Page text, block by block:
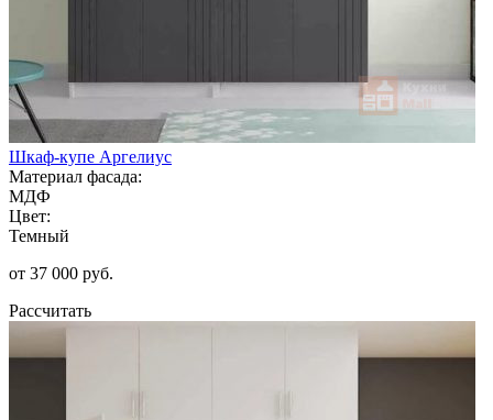
Шкаф-купе Аргелиус
Материал фасада:
МДФ
Цвет:
Темный
от 37 000 руб.
Рассчитать